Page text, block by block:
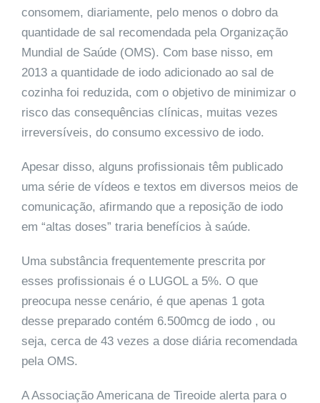
consomem, diariamente, pelo menos o dobro da
quantidade de sal recomendada pela Organização
Mundial de Saúde (OMS). Com base nisso, em
2013 a quantidade de iodo adicionado ao sal de
cozinha foi reduzida, com o objetivo de minimizar o
risco das consequências clínicas, muitas vezes
irreversíveis, do consumo excessivo de iodo.
Apesar disso, alguns profissionais têm publicado
uma série de vídeos e textos em diversos meios de
comunicação, afirmando que a reposição de iodo
em “altas doses” traria benefícios à saúde.
Uma substância frequentemente prescrita por
esses profissionais é o LUGOL a 5%. O que
preocupa nesse cenário, é que apenas 1 gota
desse preparado contém 6.500mcg de iodo , ou
seja, cerca de 43 vezes a dose diária recomendada
pela OMS.
A Associação Americana de Tireoide alerta para o